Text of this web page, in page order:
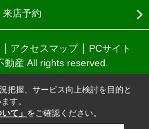
来店予約
アクセスマップ
PCサイト
動産 All rights reserved.
把握、サービス向上検討を目的と
す。
て」 をご確認ください。